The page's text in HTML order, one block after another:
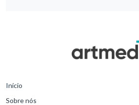
Início
Sobre nós